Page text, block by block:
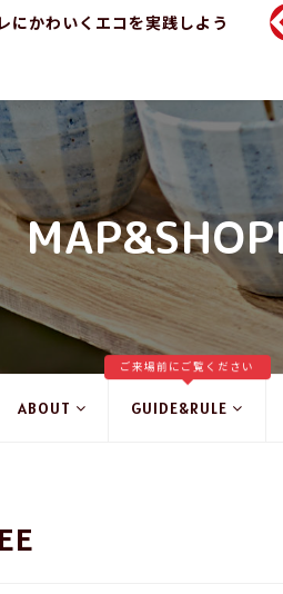
にかわいくエコを実践しよう
ABOUT GUIDE&RULE
ご来場前にご覧ください